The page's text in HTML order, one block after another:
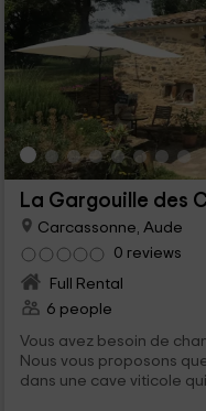
La Gargouille des
Carcassonne, Aude
0 reviews
Full Rental
6 people
Vous avez besoin de
Nous vous proposons
dans une cave viticole